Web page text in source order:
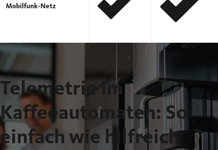
Mobilfunk-Netz
Telemetrie im
Kaffeeautomaten: So
einfach wie hilfreich